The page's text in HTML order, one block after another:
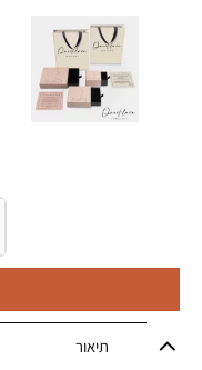
תיאור